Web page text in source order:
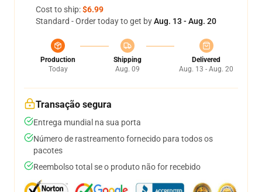
Cost to ship:$6.99
Standard - Order today to get byAug. 13 - Aug. 20
Production
Today
Shipping
Aug. 09
Delivered
Aug. 13 - Aug. 20
Transação segura
Entrega mundial na sua porta
Número de rastreamento fornecido para todos os
pacotes
Reembolso total se o produto não for recebido